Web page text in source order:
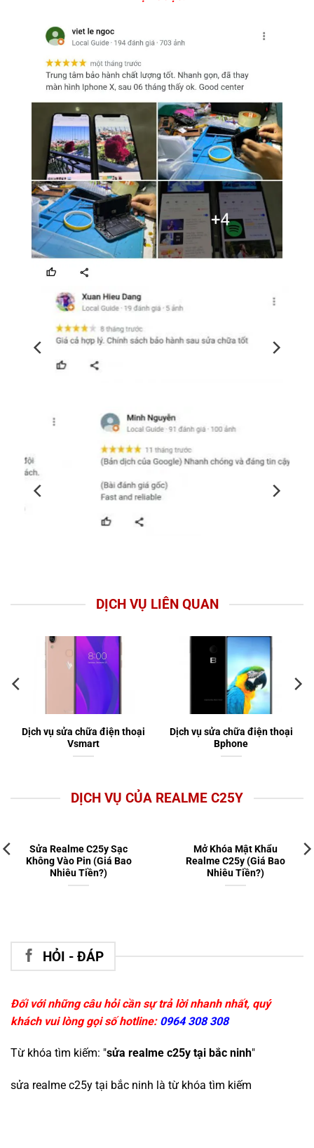
DỊCH VỤ LIÊN QUAN
Dịch vụ sửa chữa điện thoại
Vsmart
Dịch vụ sửa chữa điện thoại
Bphone
DỊCH VỤ CỦA REALME C25Y
Sửa Realme C25y Sạc
Không Vào Pin (Giá Bao
Nhiêu Tiền?)
Mở Khóa Mật Khẩu
Realme C25y (Giá Bao
Nhiêu Tiền?)
HỎI - ĐÁP
Đối với những câu hỏi cần sự trả lời nhanh nhất, quý
khách vui lòng gọi số hotline: 0964 308 308
Từ khóa tìm kiếm: "sửa realme c25y tại bắc ninh"
sửa realme c25y tại bắc ninh là từ khóa tìm kiếm